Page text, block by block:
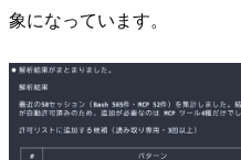
象になっています。